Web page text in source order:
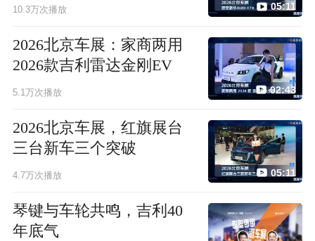
10.3万次播放 05:11
2026北京车展：家商两用
2026款吉利雷达金刚EV
5.1万次播放 02:43
2026北京车展，红旗展台
三台新车三个突破
4.7万次播放 05:11
琴键与车轮共鸣，吉利40
年底气